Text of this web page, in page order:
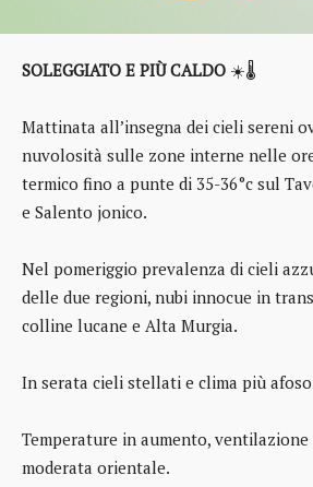
SOLEGGIATO E PIÙ CALDO ☀️🌡️
Mattinata all’insegna dei cieli sereni
nuvolosità sulle zone interne nelle
termico fino a punte di 35-36°c sul
e Salento jonico.
Nel pomeriggio prevalenza di cieli
delle due regioni, nubi innocue in
colline lucane e Alta Murgia.
In serata cieli stellati e clima più
Temperature in aumento, ventilazione
moderata orientale.